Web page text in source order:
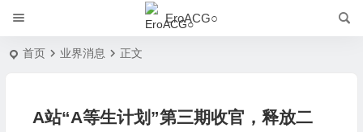
EroACG○
首页 业界消息 正文
A站“A等生计划”第三期收官，释放二